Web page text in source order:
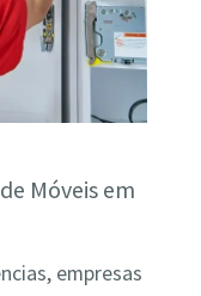
Móveis em
empresas